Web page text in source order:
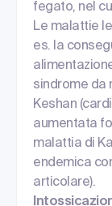
fegato, nel
Le malattie
es. la
sindrome da
Keshan
aumentata
malattia di
endemica
articolare).